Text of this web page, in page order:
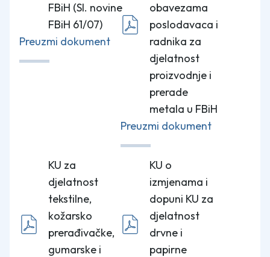
FBiH (Sl. novine
FBiH 61/07)
Preuzmi dokument
obavezama
poslodavaca i
radnika za
djelatnost
proizvodnje i
prerade
metala u FBiH
Preuzmi dokument
KU za
djelatnost
tekstilne,
kožarsko
prerađivačke,
gumarske i
KU o
izmjenama i
dopuni KU za
djelatnost
drvne i
papirne